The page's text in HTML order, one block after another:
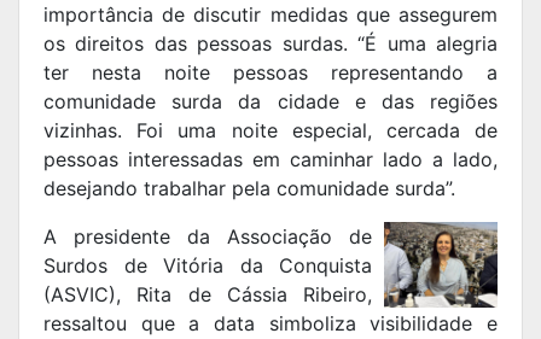
importância de discutir medidas que assegurem
os direitos das pessoas surdas. “É uma alegria
ter nesta noite pessoas representando a
comunidade surda da cidade e das regiões
vizinhas. Foi uma noite especial, cercada de
pessoas interessadas em caminhar lado a lado,
desejando trabalhar pela comunidade surda”.
A presidente da Associação de
Surdos de Vitória da Conquista
(ASVIC), Rita de Cássia Ribeiro,
ressaltou que a data simboliza visibilidade e